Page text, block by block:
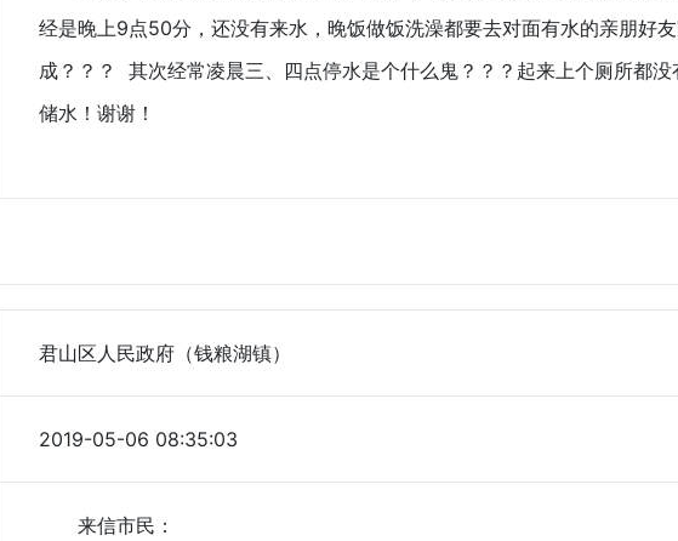
经是晚上9点50分，还没有来水，晚饭做饭洗澡都要去对面有水的亲朋好
成？？？ 其次经常凌晨三、四点停水是个什么鬼？？？起来上个厕所都
储水！谢谢！
君山区人民政府（钱粮湖镇）
2019-05-06 08:35:03
来信市民：